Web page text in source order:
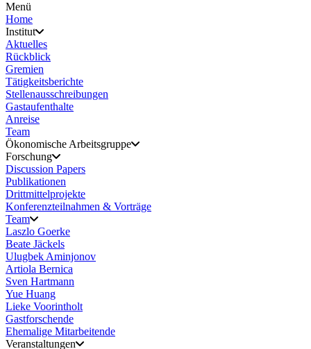
Menü
Home
Institut
Aktuelles
Rückblick
Gremien
Tätigkeitsberichte
Stellenausschreibungen
Gastaufenthalte
Anreise
Team
Ökonomische Arbeitsgruppe
Forschung
Discussion Papers
Publikationen
Drittmittelprojekte
Konferenzteilnahmen & Vorträge
Team
Laszlo Goerke
Beate Jäckels
Ulugbek Aminjonov
Artiola Bernica
Sven Hartmann
Yue Huang
Lieke Voorintholt
Gastforschende
Ehemalige Mitarbeitende
Veranstaltungen